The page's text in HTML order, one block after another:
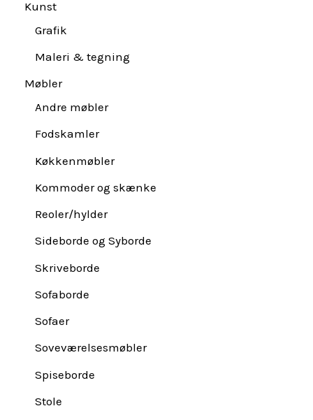
Kunst
Grafik
Maleri & tegning
Møbler
Andre møbler
Fodskamler
Køkkenmøbler
Kommoder og skænke
Reoler/hylder
Sideborde og Syborde
Skriveborde
Sofaborde
Sofaer
Soveværelsesmøbler
Spiseborde
Stole